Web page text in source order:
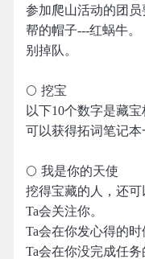
参加爬山活动的团
帮的帽子---红蜗牛。
别掉队。
🌕 挖宝
以下10个数字是藏
可以获得拓词笔记本
🌕 我是你的天使
挖得宝藏的人，还可
Ta会关注你。
Ta会在你发心得的时
Ta会在你没完成任